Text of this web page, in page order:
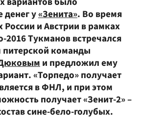
у«Зенита». Во время
и Австрии в рамках
2016 Тукманов встречался
питерской команды
и предложил ему
«Торпедо» получает
в ФНЛ, и при этом
получает «Зенит-2» –
сине-бело-голубых.